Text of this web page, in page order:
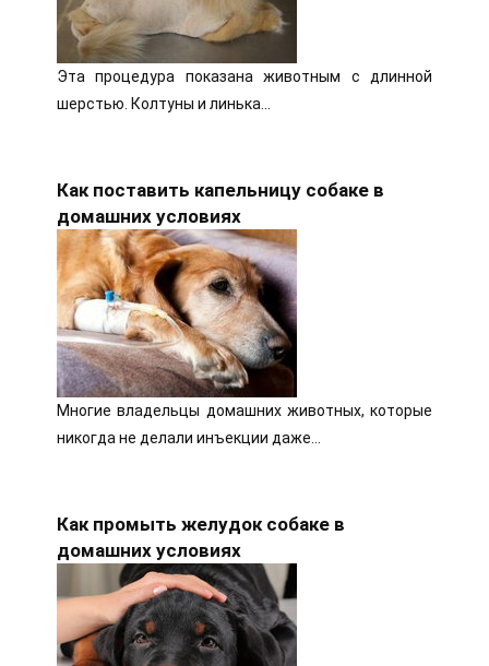
Эта процедура показана животным с длинной
шерстью. Колтуны и линька…
Как поставить капельницу собаке в
домашних условиях
Многие владельцы домашних животных, которые
никогда не делали инъекции даже…
Как промыть желудок собаке в
домашних условиях